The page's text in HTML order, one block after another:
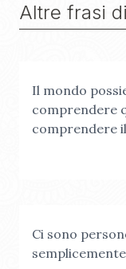
Altre frasi di
Il mondo
comprendere
comprendere
Ci sono